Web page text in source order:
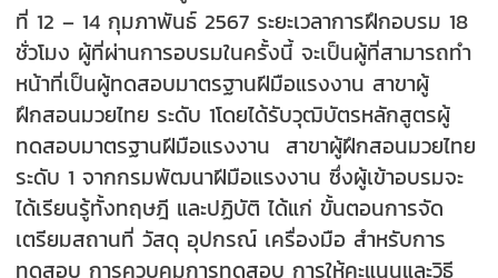
ที่ 12 – 14 กุมภาพันธ์ 2567 ระยะเวลาการฝึกอบรม 18
ชั่วโมง ผู้ที่ผ่านการอบรมในครั้งนี้ จะเป็นผู้ที่สามารถทำ
หน้าที่เป็นผู้ทดสอบมาตรฐานฝีมือแรงงาน สาขาผู้
ฝึกสอนมวยไทย ระดับ 1โดยได้รับวุฒิบัตรหลักสูตรผู้
ทดสอบมาตรฐานฝีมือแรงงาน สาขาผู้ฝึกสอนมวยไทย
ระดับ 1 จากกรมพัฒนาฝีมือแรงงาน ซึ่งผู้เข้าอบรมจะ
ได้เรียนรู้ทั้งทฤษฎี และปฏิบัติ ได้แก่ ขั้นตอนการจัด
เตรียมสถานที่ วัสดุ อุปกรณ์ เครื่องมือ สำหรับการ
ทดสอบ การควบคุมการทดสอบ การให้คะแนนและวิธี